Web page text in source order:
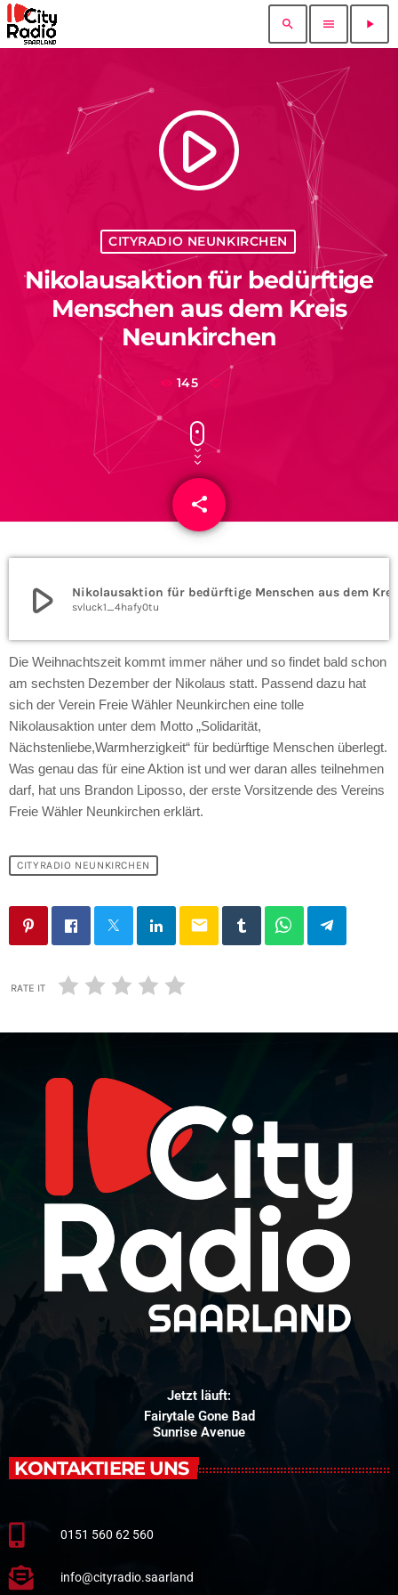
search menu play_arrow
play_arrow
CITYRADIO NEUNKIRCHEN
Nikolausaktion für bedürftige
Menschen aus dem Kreis
Neunkirchen
145
share
email
play_arrow svluck1_4hafy0tu
Die Weihnachtszeit kommt immer näher und so findet bald schon
am sechsten Dezember der Nikolaus statt. Passend dazu hat
sich der Verein Freie Wähler Neunkirchen eine tolle
Nikolausaktion unter dem Motto „Solidarität,
Nächstenliebe,Warmherzigkeit“ für bedürftige Menschen überlegt.
Was genau das für eine Aktion ist und wer daran alles teilnehmen
darf, hat uns Brandon Liposso, der erste Vorsitzende des Vereins
Freie Wähler Neunkirchen erklärt.
CITYRADIO NEUNKIRCHEN
email
RATE IT
Jetzt läuft:
Fairytale Gone Bad
Sunrise Avenue
KONTAKTIERE UNS
0151 560 62 560
info@cityradio.saarland